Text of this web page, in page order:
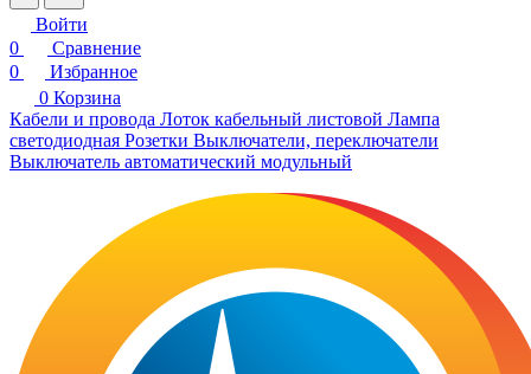
Войти
0
Сравнение
0
Избранное
0 Корзина
Кабели и провода Лоток кабельный листовой Лампа
светодиодная Розетки Выключатели, переключатели
Выключатель автоматический модульный